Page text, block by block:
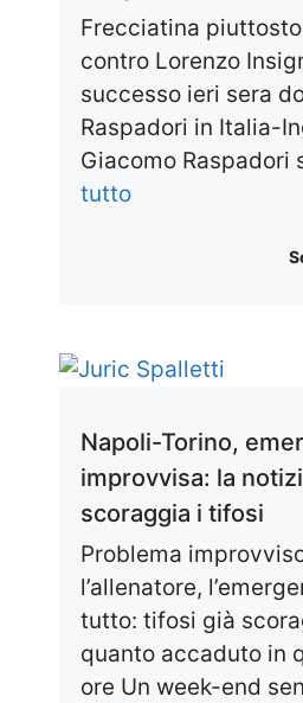
Frecciatina
contro Lorenzo
successo ieri sera
Raspadori in Italia-
Giacomo Raspadori
tutto
Napoli-Torino,
improvvisa: la
scoraggia i tifosi
Problema
l’allenatore,
tutto: tifosi già
quanto accaduto in
ore Un week-end